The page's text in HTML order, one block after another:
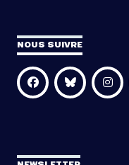
NOUS SUIVRE